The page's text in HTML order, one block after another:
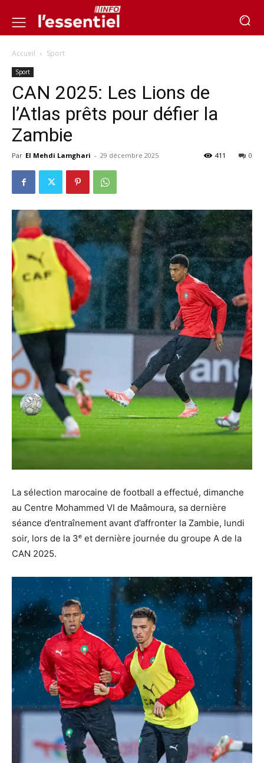
Accueil Sport
Sport
CAN 2025: Les Lions de
l’Atlas prêts pour défier la
Zambie
Par El Mehdi Lamghari - 29 décembre 2025 0
411
La sélection marocaine de football a effectué, dimanche
au Centre Mohammed VI de Maâmoura, sa dernière
séance d’entraînement avant d’affronter la Zambie, lundi
soir, lors de la 3ᵉ et dernière journée du groupe A de la
CAN 2025.